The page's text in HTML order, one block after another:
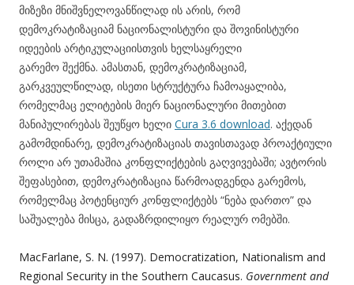
მიზეზი მნიშვნელოვანწილად ის არის, რომ
დემოკრატიზაციამ ნაციონალისტური და შოვინისტური
იდეების არტიკულაციისთვის ხელსაყრელი
გარემო შექმნა. ამასთან, დემოკრატიზაციამ,
გარკვეულწილად, ისეთი სტრუქტურა ჩამოაყალიბა,
რომელმაც ელიტების მიერ ნაციონალური მითებით
მანიპულირებას შეუწყო ხელი Cura 3.6 download. აქედან
გამომდინარე, დემოკრატიზაციას თავისთავად პროაქტიული
როლი არ უთამაშია კონფლიქტების გაღვივებაში; ავტორის
შეფასებით, დემოკრატიზაცია წარმოადგენდა გარემოს,
რომელმაც პოტენციურ კონფლიქტებს “ნება დართო” და
საშუალება მისცა, გადაზრდილიყო რეალურ ომებში.
MacFarlane, S. N. (1997). Democratization, Nationalism and
Regional Security in the Southern Caucasus. Government and